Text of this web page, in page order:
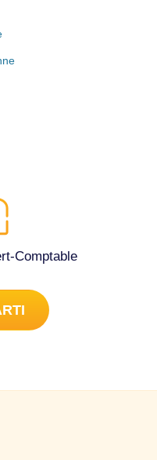
Comptable